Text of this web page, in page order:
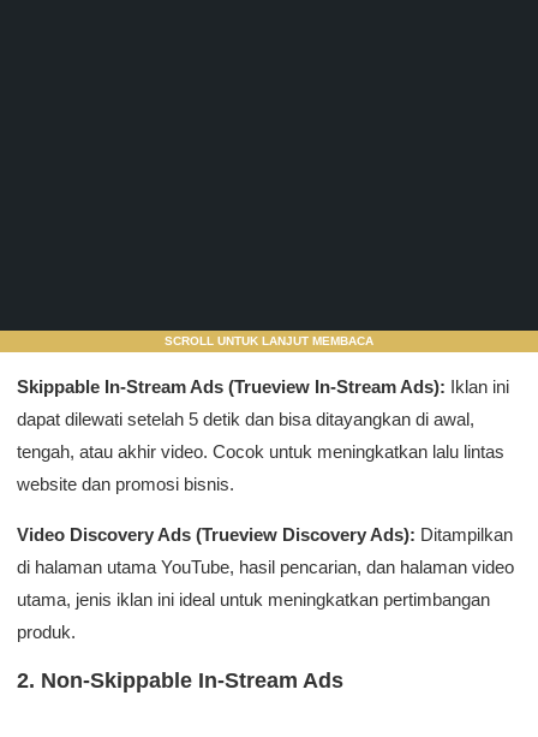
SCROLL UNTUK LANJUT MEMBACA
Skippable In-Stream Ads (Trueview In-Stream Ads): Iklan ini
dapat dilewati setelah 5 detik dan bisa ditayangkan di awal,
tengah, atau akhir video. Cocok untuk meningkatkan lalu lintas
website dan promosi bisnis.
Video Discovery Ads (Trueview Discovery Ads): Ditampilkan
di halaman utama YouTube, hasil pencarian, dan halaman video
utama, jenis iklan ini ideal untuk meningkatkan pertimbangan
produk.
2. Non-Skippable In-Stream Ads